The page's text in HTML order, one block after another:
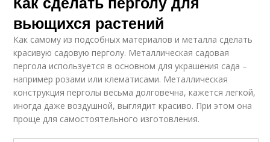
вьющихся растений
Как самому из подсобных материалов и металла сделать
красивую садовую перголу. Металлическая садовая
пергола используется в основном для украшения сада –
например розами или клематисами. Металлическая
конструкция перголы весьма долговечна, кажется легкой,
иногда даже воздушной, выглядит красиво. При этом она
проще для самостоятельного изготовления.